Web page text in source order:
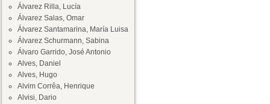
Álvarez Rilla, Lucía
Álvarez Salas, Omar
Álvarez Santamarina, María Luisa
Álvarez Schurmann, Sabina
Álvaro Garrido, José Antonio
Alves, Daniel
Alves, Hugo
Alvim Corrêa, Henrique
Alvisi, Dario